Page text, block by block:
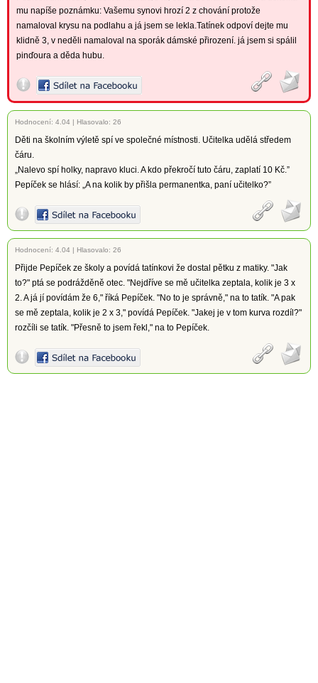
mu napíše poznámku: Vašemu synovi hrozí 2 z chování protože
namaloval krysu na podlahu a já jsem se lekla.Tatínek odpoví dejte mu
klidně 3, v neděli namaloval na sporák dámské přirození. já jsem si spálil
pinďoura a děda hubu.
Hodnocení: 4.04 | Hlasovalo: 26
Děti na školním výletě spí ve společné místnosti. Učitelka udělá středem
čáru.
„Nalevo spí holky, napravo kluci. A kdo překročí tuto čáru, zaplatí 10 Kč.”
Pepíček se hlásí: „A na kolik by přišla permanentka, paní učitelko?”
Hodnocení: 4.04 | Hlasovalo: 26
Přijde Pepíček ze školy a povídá tatínkovi že dostal pětku z matiky. "Jak
to?" ptá se podrážděně otec. "Nejdříve se mě učitelka zeptala, kolik je 3 x
2. A já jí povídám že 6," říká Pepíček. "No to je správně," na to tatík. "A pak
se mě zeptala, kolik je 2 x 3," povídá Pepíček. "Jakej je v tom kurva rozdíl?"
rozčíli se tatík. "Přesně to jsem řekl," na to Pepíček.